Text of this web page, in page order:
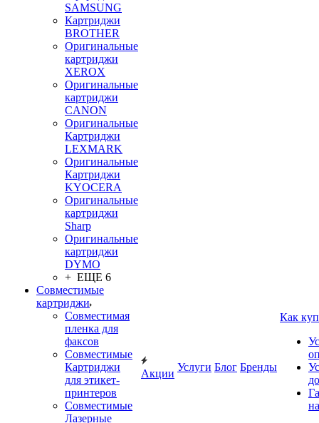
SAMSUNG
Картриджи
BROTHER
Оригинальные
картриджи
XEROX
Оригинальные
картриджи
CANON
Оригинальные
Картриджи
LEXMARK
Оригинальные
Картриджи
KYOCERA
Оригинальные
картриджи
Sharp
Оригинальные
картриджи
DYMO
+ ЕЩЕ 6
Совместимые
картриджи
Совместимая
пленка для
факсов
Совместимые
Картриджи
для этикет-
принтеров
Совместимые
Лазерные
Акции
Услуги Блог Бренды
Как